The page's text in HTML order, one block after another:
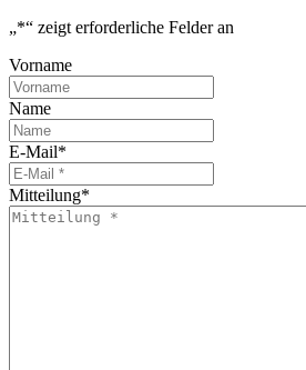
„*“ zeigt erforderliche Felder an
Vorname
Name
E-Mail*
Mitteilung*